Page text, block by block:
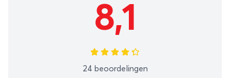
8,1
24 beoordelingen